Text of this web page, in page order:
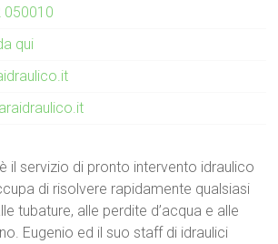
050010
qui
il servizio di pronto intervento idraulico
di risolvere rapidamente qualsiasi
tubature, alle perdite d’acqua e alle
Eugenio ed il suo staff di idraulici